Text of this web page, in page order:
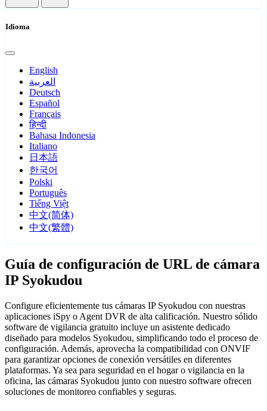
Idioma
English
العربية
Deutsch
Español
Français
हिन्दी
Bahasa Indonesia
Italiano
日本語
한국어
Polski
Português
Tiếng Việt
中文(简体)
中文(繁體)
Guía de configuración de URL de cámara
IP Syokudou
Configure eficientemente tus cámaras IP Syokudou con nuestras
aplicaciones iSpy o Agent DVR de alta calificación. Nuestro sólido
software de vigilancia gratuito incluye un asistente dedicado
diseñado para modelos Syokudou, simplificando todo el proceso de
configuración. Además, aprovecha la compatibilidad con ONVIF
para garantizar opciones de conexión versátiles en diferentes
plataformas. Ya sea para seguridad en el hogar o vigilancia en la
oficina, las cámaras Syokudou junto con nuestro software ofrecen
soluciones de monitoreo confiables y seguras.